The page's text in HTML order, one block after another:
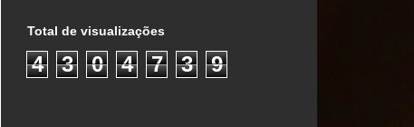
Total de visualizações
4 3 0 4 7 3 9